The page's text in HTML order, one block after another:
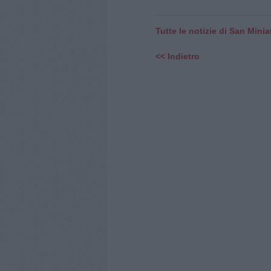
Tutte le notizie di San
<< Indietro